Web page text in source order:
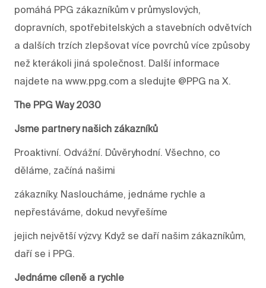
pomáhá PPG zákazníkům v průmyslových,
dopravních, spotřebitelských a stavebních odvětvích
a dalších trzích zlepšovat více povrchů více způsoby
než kterákoli jiná společnost. Další informace
najdete na www.ppg.com a sledujte @PPG na X.
The PPG Way 2030
Jsme partnery našich zákazníků
Proaktivní. Odvážní. Důvěryhodní. Všechno, co
děláme, začíná našimi
zákazníky. Nasloucháme, jednáme rychle a
nepřestáváme, dokud nevyřešíme
jejich největší výzvy. Když se daří našim zákazníkům,
daří se i PPG.
Jednáme cíleně a rychle